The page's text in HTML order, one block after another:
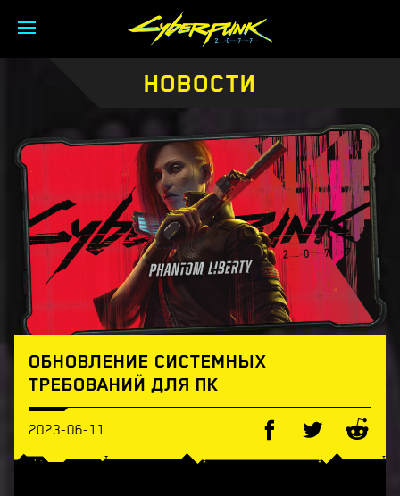
НОВОСТИ
ОБНОВЛЕНИЕ СИСТЕМНЫХ
ТРЕБОВАНИЙ ДЛЯ ПК
2023-06-11